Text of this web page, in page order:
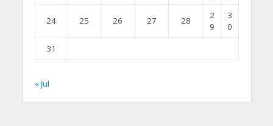
24 25 26 27 28
2
9
3
0
31
« Jul